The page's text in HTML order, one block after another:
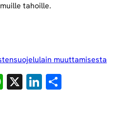
tahoille.
muuttamisesta
WhatsApp
X LinkedIn
Share